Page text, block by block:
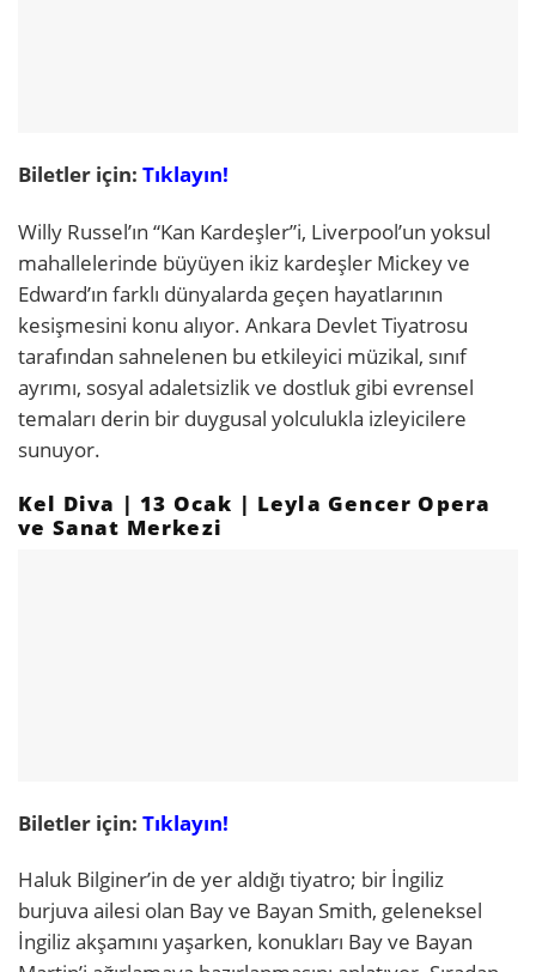
Biletler için: Tıklayın!
Willy Russel’ın “Kan Kardeşler”i, Liverpool’un yoksul
mahallelerinde büyüyen ikiz kardeşler Mickey ve
Edward’ın farklı dünyalarda geçen hayatlarının
kesişmesini konu alıyor. Ankara Devlet Tiyatrosu
tarafından sahnelenen bu etkileyici müzikal, sınıf
ayrımı, sosyal adaletsizlik ve dostluk gibi evrensel
temaları derin bir duygusal yolculukla izleyicilere
sunuyor.
Kel Diva | 13 Ocak | Leyla Gencer Opera
ve Sanat Merkezi
Biletler için: Tıklayın!
Haluk Bilginer’in de yer aldığı tiyatro; bir İngiliz
burjuva ailesi olan Bay ve Bayan Smith, geleneksel
İngiliz akşamını yaşarken, konukları Bay ve Bayan